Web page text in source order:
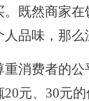
。既然商家
品味，那么
消费者的公
20元、30元